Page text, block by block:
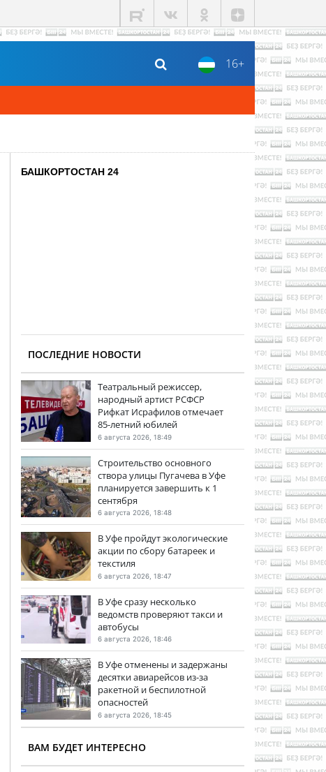
16+
БАШКОРТОСТАН 24
ПОСЛЕДНИЕ НОВОСТИ
Театральный режиссер,
народный артист РСФСР
Рифкат Исрафилов отмечает
85-летний юбилей
6 августа 2026, 18:49
Строительство основного
створа улицы Пугачева в Уфе
планируется завершить к 1
сентября
6 августа 2026, 18:48
В Уфе пройдут экологические
акции по сбору батареек и
текстиля
6 августа 2026, 18:47
В Уфе сразу несколько
ведомств проверяют такси и
автобусы
6 августа 2026, 18:46
В Уфе отменены и задержаны
десятки авиарейсов из-за
ракетной и беспилотной
опасностей
6 августа 2026, 18:45
ВАМ БУДЕТ ИНТЕРЕСНО